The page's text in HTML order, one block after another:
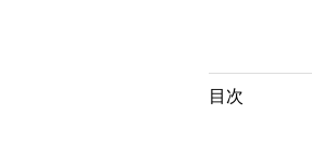
目次